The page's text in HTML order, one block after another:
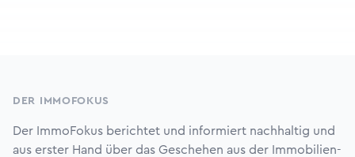
DER IMMOFOKUS
Der ImmoFokus berichtet und informiert nachhaltig und
aus erster Hand über das Geschehen aus der Immobilien-